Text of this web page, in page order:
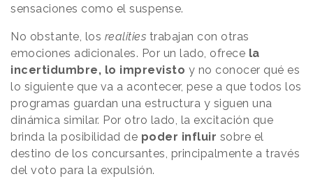
sensaciones como el suspense.
No obstante, los realities trabajan con otras
emociones adicionales. Por un lado, ofrece la
incertidumbre, lo imprevisto y no conocer qué es
lo siguiente que va a acontecer, pese a que todos los
programas guardan una estructura y siguen una
dinámica similar. Por otro lado, la excitación que
brinda la posibilidad de poder influir sobre el
destino de los concursantes, principalmente a través
del voto para la expulsión.